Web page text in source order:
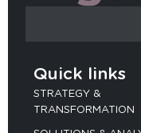
Quick links
STRATEGY &
TRANSFORMATION